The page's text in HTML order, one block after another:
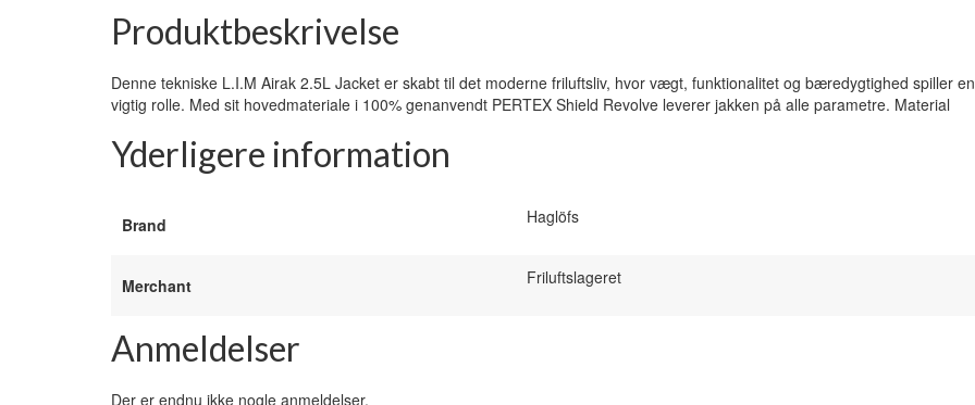
Produktbeskrivelse
Denne tekniske L.I.M Airak 2.5L Jacket er skabt til det moderne friluftsliv, hvor vægt, funktionalitet og bæredygtighed spiller
vigtig rolle. Med sit hovedmateriale i 100% genanvendt PERTEX Shield Revolve leverer jakken på alle parametre. Material
Yderligere information
Brand Haglöfs
Merchant Friluftslageret
Anmeldelser
Der er endnu ikke nogle anmeldelser.